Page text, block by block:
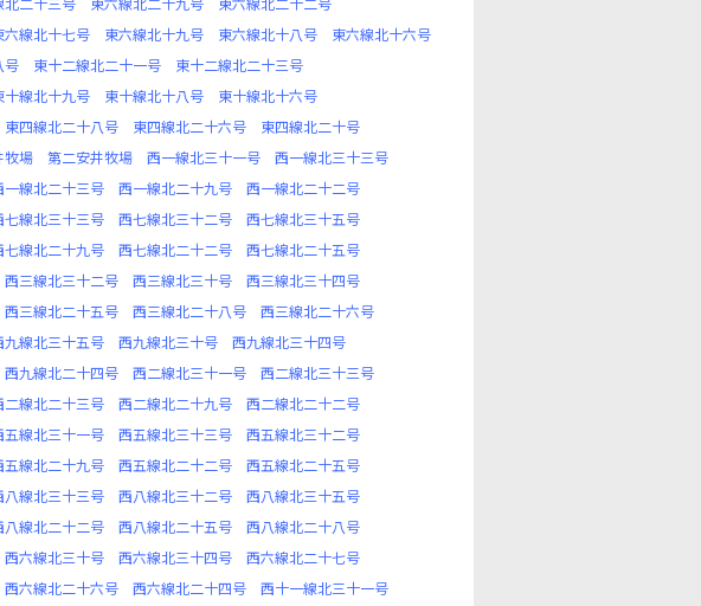
六線北十七号 東六線北十九号 東六線北十八号
東六線北十六号
号 東十二線北二十一号
東十二線北二十三号
十線北十九号 東十線北十八号
東十線北十六号
東四線北二十八号 東四線北二十六号
東四線北二十号
牧場 第二安井牧場 西一線北三十一号
西一線北三十三号
一線北二十三号 西一線北二十九号
西一線北二十二号
七線北三十三号 西七線北三十二号
西七線北三十五号
七線北二十九号 西七線北二十二号
西七線北二十五号
西三線北三十二号 西三線北三十号
西三線北三十四号
西三線北二十五号 西三線北二十八号
西三線北二十六号
九線北三十五号 西九線北三十号
西九線北三十四号
西九線北二十四号 西二線北三十一号
西二線北三十三号
二線北二十三号 西二線北二十九号
西二線北二十二号
五線北三十一号 西五線北三十三号
西五線北三十二号
五線北二十九号 西五線北二十二号
西五線北二十五号
八線北三十三号 西八線北三十二号
西八線北三十五号
八線北二十二号 西八線北二十五号
西八線北二十八号
西六線北三十号 西六線北三十四号
西六線北二十七号
西六線北二十六号 西六線北二十四号
西十一線北三十一号